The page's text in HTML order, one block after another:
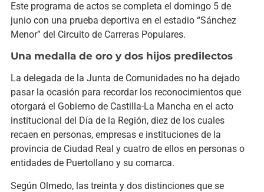
Este programa de actos se completa el domingo 5 de
junio con una prueba deportiva en el estadio “Sánchez
Menor” del Circuito de Carreras Populares.
Una medalla de oro y dos hijos predilectos
La delegada de la Junta de Comunidades no ha dejado
pasar la ocasión para recordar los reconocimientos que
otorgará el Gobierno de Castilla-La Mancha en el acto
institucional del Día de la Región, diez de los cuales
recaen en personas, empresas e instituciones de la
provincia de Ciudad Real y cuatro de ellos en personas o
entidades de Puertollano y su comarca.
Según Olmedo, las treinta y dos distinciones que se